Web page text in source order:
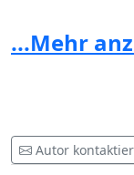
Lastwagen)
möglich sind.
realisiert werden.
die Politik sofort
...Mehr
Autor